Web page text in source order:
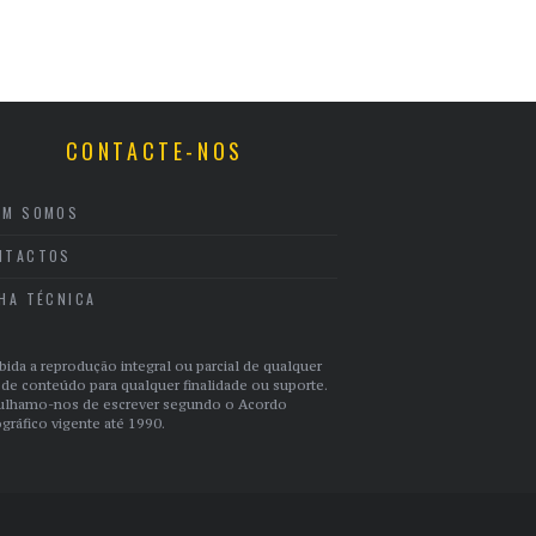
CONTACTE-NOS
SOMOS
TÉCNICA
a reprodução integral ou parcial de qualquer
conteúdo para qualquer finalidade ou suporte.
nos de escrever segundo o Acordo
vigente até 1990.